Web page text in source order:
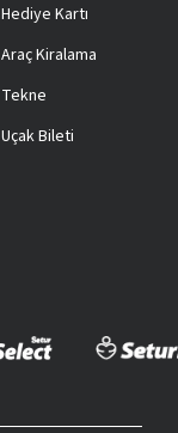
Hediye Kartı
Araç Kiralama
Tekne
Uçak Bileti